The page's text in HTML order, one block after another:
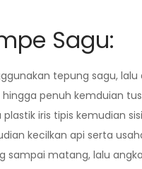
Sagu:
tepung sagu,
penuh kemduian
iris tipis kemudian
kecilkan api serta
sampai matang, lalu